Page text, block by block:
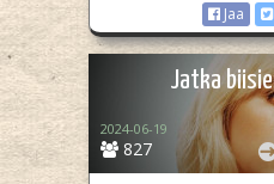
Jaa
Jatka
827
2024-06-19